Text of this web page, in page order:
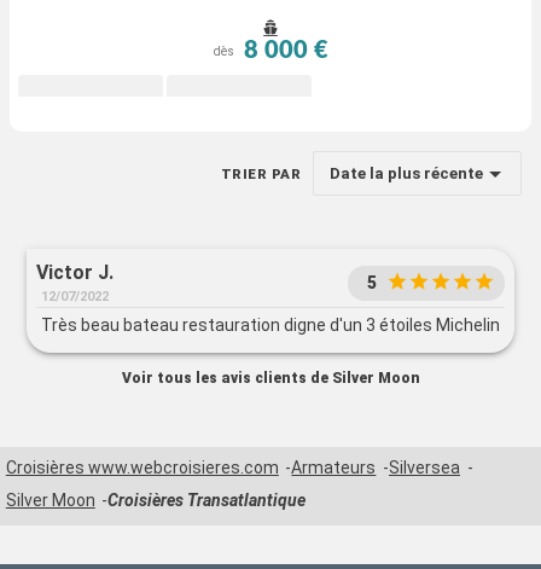
dès 8 000 €
TRIER PAR Date la plus récente
Victor J.
12/07/2022
5
Très beau bateau restauration digne d'un 3 étoiles Michelin
Voir tous les avis clients de Silver Moon
Croisières www.webcroisieres.com Armateurs
Silversea
Silver Moon
Croisières Transatlantique